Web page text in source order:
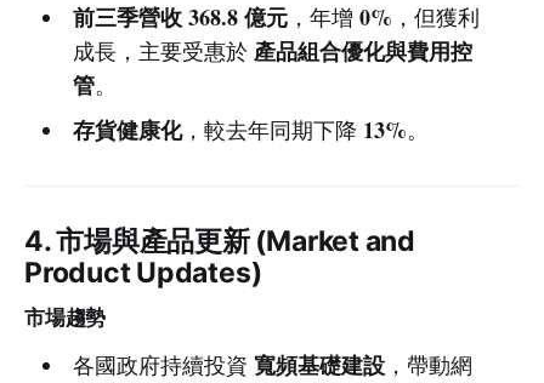
前三季營收 368.8 億元，年增 0% ，但獲利
成長，主要受惠於 產品組合優化與費用控
管。
存貨健康化，較去年同期下降 13%。
4. 市場與產品更新 (Market and
Product Updates)
市場趨勢
各國政府持續投資 寬頻基礎建設，帶動網